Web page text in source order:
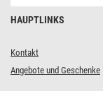
HAUPTLINKS
Kontakt
Angebote und Geschenke